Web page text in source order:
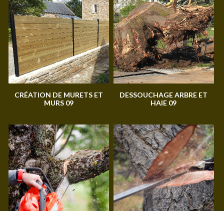
CRÉATION DE MURETS ET
MURS 09
DESSOUCHAGE ARBRE ET
HAIE 09